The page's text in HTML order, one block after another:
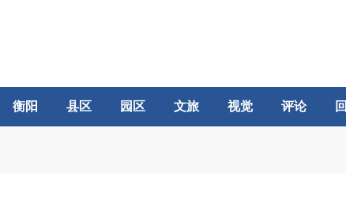
衡阳 县区 园区 文旅 视觉 评论